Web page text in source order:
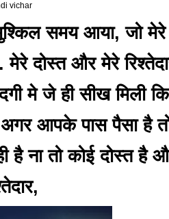
vichar
समय आया, जो
दोस्त और मेरे
मे जे ही सीख मिली
आपके पास पैसा है
है ना तो कोई दोस्त है